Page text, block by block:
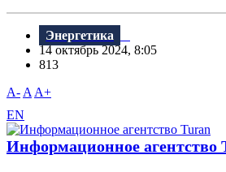
Энергетика
14 октябрь 2024, 8:05
813
A- A A+
EN
Информационное агентство